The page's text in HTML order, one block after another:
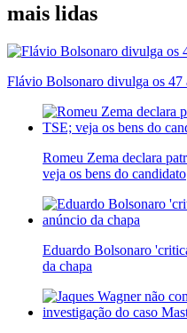
mais lidas
Flávio Bolsonaro divulga os 47
Romeu Zema declara
veja os bens do candidato
Eduardo Bolsonaro
da chapa